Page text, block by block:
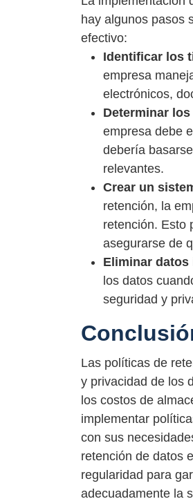
hay algunos pasos
efectivo:
Identificar los
empresa
electrónicos,
Determinar
empresa debe
debería
relevantes.
Crear un
retención, la
retención. Esto
asegurarse de
Eliminar
los datos
seguridad y
Las políticas de
y privacidad de los
los costos de
implementar
con sus
retención de datos
regularidad para
adecuadamente la